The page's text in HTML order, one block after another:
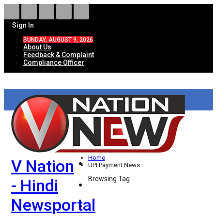
Sign In
SUNDAY, AUGUST 9, 2026
About Us
Feedback & Complaint
Compliance Officer
V Nation
- Hindi
Newsportal
HOME
ताज़ा खबरें
देश
विदेश
राज्य
Home
UPI Payment News
Browsing Tag